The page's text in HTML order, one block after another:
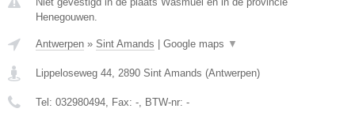
Henegouwen.
Antwerpen » Sint Amands Google maps ▼
Lippeloseweg 44 2890 Sint Amands (Antwerpen)
Tel: 032980494 , Fax: - , BTW-nr: -